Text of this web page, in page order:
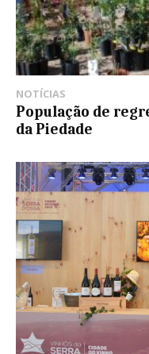
NOTÍCIAS
População de
da Piedade